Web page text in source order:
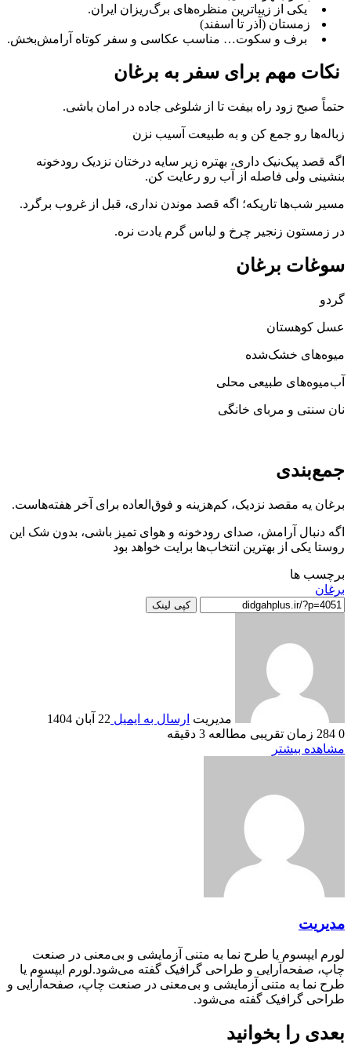
یکی از زیباترین منظره‌های برگ‌ریزان ایران.
زمستان (آذر تا اسفند)
برف و سکوت… مناسب عکاسی و سفر کوتاه آرامش‌بخش.
نکات مهم برای سفر به برغان
حتماً صبح زود راه بیفت تا از شلوغی جاده در امان باشی.
زباله‌ها رو جمع کن و به طبیعت آسیب نزن
اگه قصد پیک‌نیک داری، بهتره زیر سایه درختان نزدیک رودخونه
بنشینی ولی فاصله از آب رو رعایت کن.
مسیر شب‌ها تاریکه؛ اگه قصد موندن نداری، قبل از غروب برگرد.
در زمستون زنجیر چرخ و لباس گرم یادت نره.
سوغات برغان
گردو
عسل کوهستان
میوه‌های خشک‌شده
آب‌میوه‌های طبیعی محلی
نان سنتی و مربای خانگی
جمع‌بندی
برغان یه مقصد نزدیک، کم‌هزینه و فوق‌العاده برای آخر هفته‌هاست.
اگه دنبال آرامش، صدای رودخونه و هوای تمیز باشی، بدون شک این
روستا یکی از بهترین انتخاب‌ها برایت خواهد بود
برچسب ها
برغان
کپی لینک
مدیریت ارسال به ایمیل 22 آبان 1404
0
زمان تقریبی مطالعه 3 دقیقه
مشاهده بیشتر
مدیریت
لورم ایپسوم یا طرح‌ نما به متنی آزمایشی و بی‌معنی در صنعت
چاپ، صفحه‌آرایی و طراحی گرافیک گفته می‌شود.لورم ایپسوم یا
طرح‌ نما به متنی آزمایشی و بی‌معنی در صنعت چاپ، صفحه‌آرایی و
طراحی گرافیک گفته می‌شود.
بعدی را بخوانید